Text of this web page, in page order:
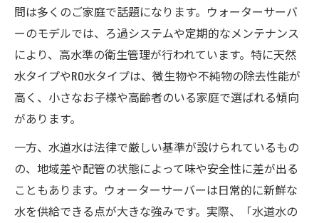
問は多くのご家庭で話題になります。ウォーターサーバ
ーのモデルでは、ろ過システムや定期的なメンテナンス
により、高水準の衛生管理が行われています。特に天然
水タイプやRO水タイプは、微生物や不純物の除去性能が
高く、小さなお子様や高齢者のいる家庭で選ばれる傾向
があります。
一方、水道水は法律で厳しい基準が設けられているもの
の、地域差や配管の状態によって味や安全性に差が出る
こともあります。ウォーターサーバーは日常的に新鮮な
水を供給できる点が大きな強みです。実際、「水道水の